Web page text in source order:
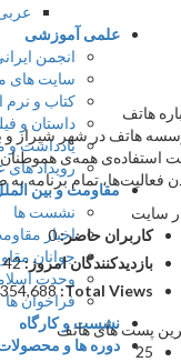
عربی
علمی آموزشی
انجمن ایرانی
سایت های
کتاب و نرم
داستان و فیلم
یادداشت و
رویداد های
مقاومت و بین الملل
نشست ها
اخبار مقاومت
جوانان
وحدت اسلامی
فراخوان ها
نشست و کارگاه
دوره ها و محصولات
هاتف
هاتف در شهر شیراز و با
همه‌ی هموطنان
تمام برنامه
کاربران حاضر:0
بازدیدکنندگان امروز:42
Total Views:
354,688
پست های هاتف
25